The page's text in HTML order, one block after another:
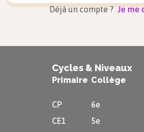
Déjà un compte ? Je me
Cycles & Niveaux
Primaire
CP
CE1
Collège
6e
5e